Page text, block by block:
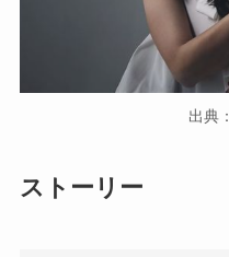
出典：
ストーリー